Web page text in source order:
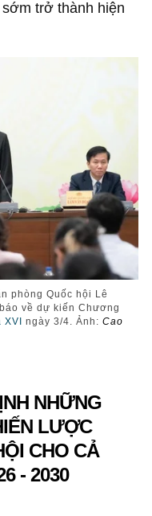
trở thành hiện
phòng Quốc hội Lê
về dự kiến Chương
XVI ngày 3/4. Ảnh:Cao
NHỮNG
LƯỢC
CHO CẢ
- 2030